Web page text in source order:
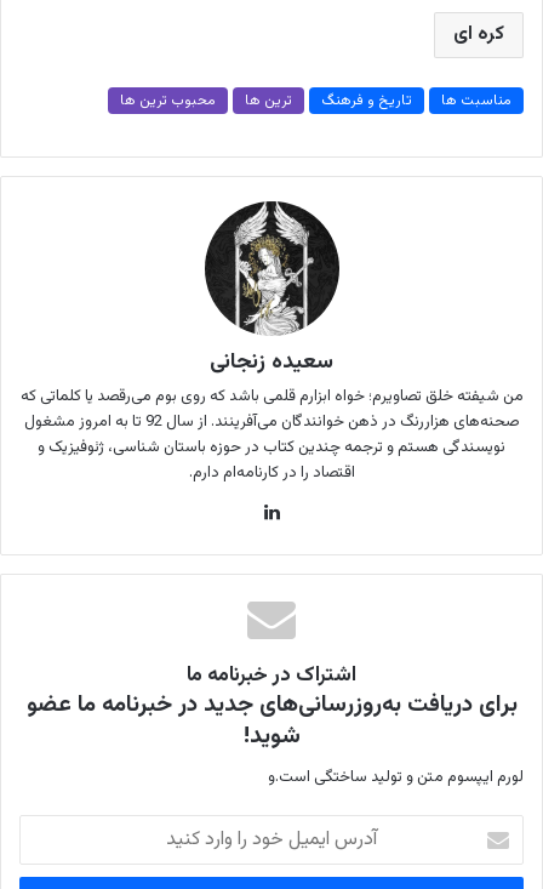
کره ای
مناسبت ها تاریخ و فرهنگ ترین ها محبوب ترین ها
سعیده زنجانی
من شیفته خلق تصاویرم؛ خواه ابزارم قلمی باشد که روی بوم می‌رقصد یا کلماتی که
صحنه‌های هزاررنگ در ذهن خوانندگان می‌آفرینند. از سال 92 تا به امروز مشغول
نویسندگی هستم و ترجمه چندین کتاب در حوزه باستان شناسی، ژئوفیزیک و
اقتصاد را در کارنامه‌ام دارم.
اشتراک در خبرنامه ما
برای دریافت به‌روزرسانی‌های جدید در خبرنامه ما عضو
شوید!
لورم ایپسوم متن و تولید ساختگی است.و
ایمیل
خود